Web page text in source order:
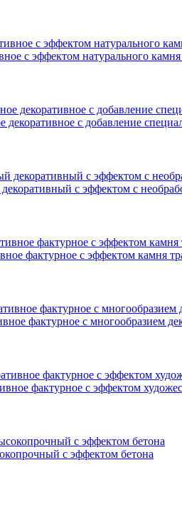
с эффектом натурального камня
с добавление
с эффектом с
фактурное с эффектом камня
фактурное с многообразием
фактурное с эффектом
с эффектом бетона